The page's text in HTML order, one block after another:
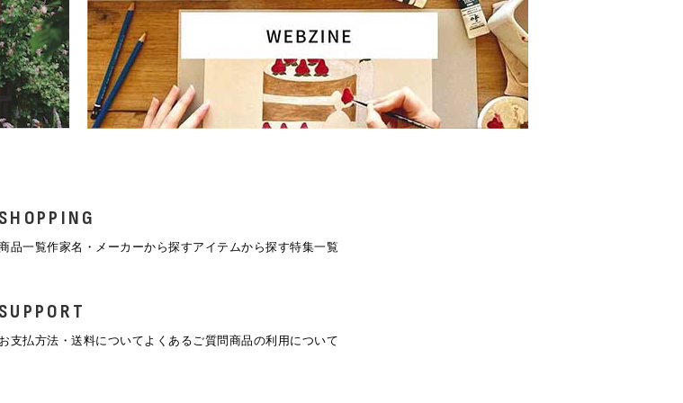
SHOPPING
品一覧作家名・メーカーから探すアイテムから探す特集一覧
SUPPORT
お支払方法・送料について よくあるご質問商品の利用について